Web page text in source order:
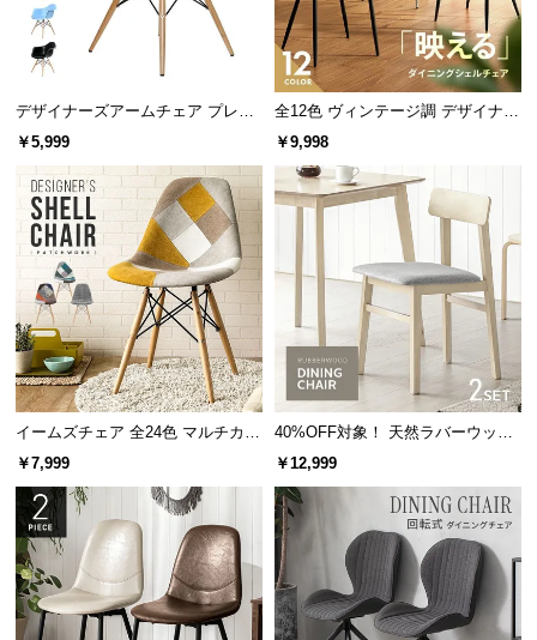
い
て
商
品
の
配
送
に
つ
い
て
小
型
商
品
の
配
送
に
デザイナーズアームチェア プレー
ンカラー
￥5,999
全12色 ヴィンテージ調 デザイナー
ズシェルチェア
￥9,998
イームズチェア 全24色 マルチカラ
ー デザイナーズシェルチェア
￥7,999
40%OFF対象！ 天然ラバーウッド
製 ダイニングチェア2脚セット
￥12,999